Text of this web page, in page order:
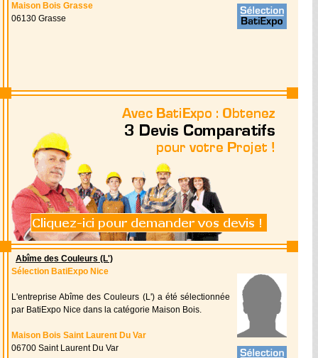
Maison Bois Grasse
06130 Grasse
Abîme des Couleurs (L')
Sélection BatiExpo Nice
L'entreprise Abîme des Couleurs (L') a été sélectionnée
par BatiExpo Nice dans la catégorie Maison Bois.
Maison Bois Saint Laurent Du Var
06700 Saint Laurent Du Var